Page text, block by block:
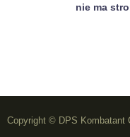
nie ma
Copyright © DPS Kombatant